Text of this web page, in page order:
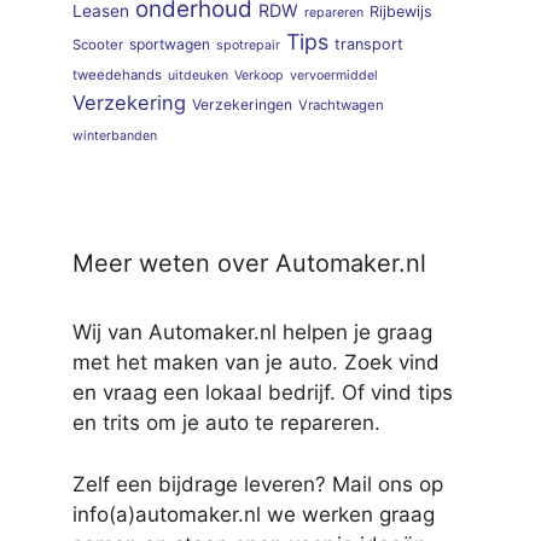
Leasen onderhoud RDW repareren Rijbewijs
Scooter sportwagen spotrepair Tips transport
tweedehands uitdeuken Verkoop vervoermiddel
Verzekering Verzekeringen Vrachtwagen
winterbanden
Meer weten over Automaker.nl
Wij van Automaker.nl helpen je graag
met het maken van je auto. Zoek vind
en vraag een lokaal bedrijf. Of vind tips
en trits om je auto te repareren.
Zelf een bijdrage leveren? Mail ons op
info(a)automaker.nl we werken graag